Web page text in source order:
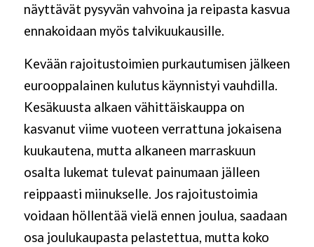
näyttävät pysyvän vahvoina ja reipasta kasvua
ennakoidaan myös talvikuukausille.
Kevään rajoitustoimien purkautumisen jälkeen
eurooppalainen kulutus käynnistyi vauhdilla.
Kesäkuusta alkaen vähittäiskauppa on
kasvanut viime vuoteen verrattuna jokaisena
kuukautena, mutta alkaneen marraskuun
osalta lukemat tulevat painumaan jälleen
reippaasti miinukselle. Jos rajoitustoimia
voidaan höllentää vielä ennen joulua, saadaan
osa joulukaupasta pelastettua, mutta koko